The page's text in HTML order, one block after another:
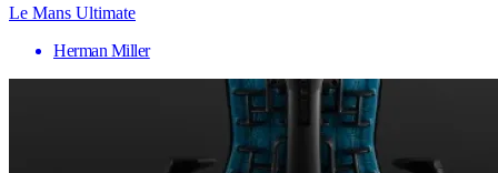
Le Mans Ultimate
Herman Miller